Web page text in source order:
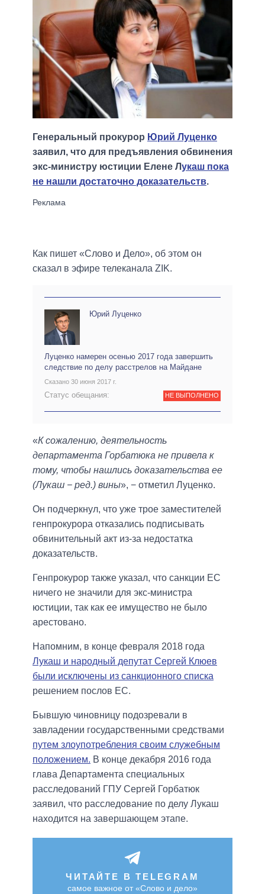
Генеральный прокурор Юрий Луценко
заявил, что для предъявления обвинения
экс-министру юстиции Елене Лукаш пока
не нашли достаточно доказательств.
Как пишет «Слово и Дело», об этом он
сказал в эфире телеканала ZIK.
Юрий Луценко
Луценко намерен осенью 2017 года завершить
следствие по делу расстрелов на Майдане
Сказано 30 июня 2017 г.
Статус обещания: НЕ ВЫПОЛНЕНО
«К сожалению, деятельность
департамента Горбатюка не привела к
тому, чтобы нашлись доказательства ее
(Лукаш − ред.) вины», − отметил Луценко.
Он подчеркнул, что уже трое заместителей
генпрокурора отказались подписывать
обвинительный акт из-за недостатка
доказательств.
Генпрокурор также указал, что санкции ЕС
ничего не значили для экс-министра
юстиции, так как ее имущество не было
арестовано.
Напомним, в конце февраля 2018 года
Лукаш и народный депутат Сергей Клюев
были исключены из санкционного списка
решением послов ЕС.
Бывшую чиновницу подозревали в
завладении государственными средствами
путем злоупотребления своим служебным
положением. В конце декабря 2016 года
глава Департамента специальных
расследований ГПУ Сергей Горбатюк
заявил, что расследование по делу Лукаш
находится на завершающем этапе.
ЧИТАЙТЕ В TELEGRAM
самое важное от «Слово и дело»